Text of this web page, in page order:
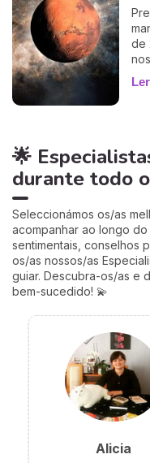
ter
de
o
Ler
🌟
durante todo
Seleccionámos os/as
acompanhar ao longo
sentimentais, conselhos
os/as nossos/as
guiar. Descubra-os/as e
bem-sucedido! 💫
Alicia